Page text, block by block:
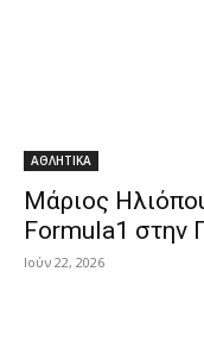
ΑΘΛΗΤΙΚΑ
Μάριος
Formula1 στην
Ιούν 22, 2026